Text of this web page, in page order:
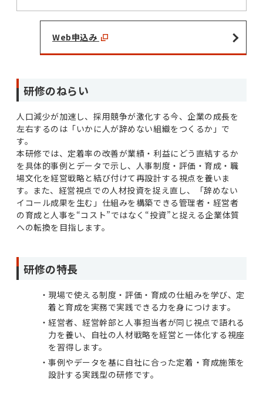
Web申込み
研修のねらい
人口減少が加速し、採用競争が激化する今、企業の成長を
左右するのは「いかに人が辞めない組織をつくるか」で
す。
本研修では、定着率の改善が業績・利益にどう直結するか
を具体的事例とデータで示し、人事制度・評価・育成・職
場文化を経営戦略と結び付けて再設計する視点を養いま
す。また、経営視点での人材投資を捉え直し、「辞めない
イコール成果を生む」仕組みを構築できる管理者・経営者
の育成と人事を“コスト”ではなく“投資”と捉える企業体質
への転換を目指します。
研修の特長
現場で使える制度・評価・育成の仕組みを学び、定
着と育成を実務で実践できる力を身につけます。
経営者、経営幹部と人事担当者が同じ視点で語れる
力を養い、自社の人材戦略を経営と一体化する視座
を習得します。
事例やデータを基に自社に合った定着・育成施策を
設計する実践型の研修です。